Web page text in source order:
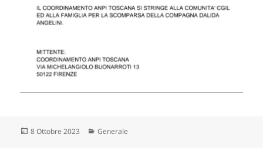
Scritto
8 Ottobre 2023 Categorie
Generale